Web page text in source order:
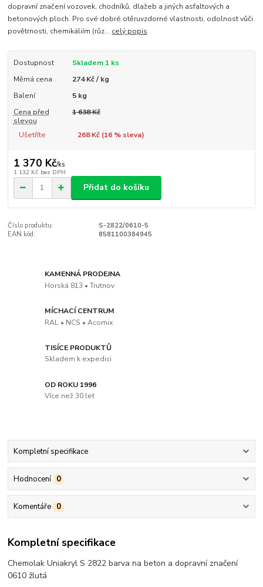
dopravní značení vozovek, chodníků, dlažeb a jiných asfaltových a
betonových ploch. Pro své dobré otěruvzdorné vlastnosti, odolnost vůči
povětrnosti, chemikáliím (růz... celý popis
Dostupnost
Skladem 1 ks
Měrná cena
274 Kč / kg
Balení
5 kg
Cena před
slevou
1 638 Kč
Ušetříte 268 Kč (16% sleva)
1 370 Kč/ks
1 132 Kč bez DPH
Přidat do košíku
Číslo produktu:
S-2822/0610-5
EAN kód:
8581100384945
KAMENNÁ PRODEJNA
Horská 813 • Trutnov
MÍCHACÍ CENTRUM
RAL • NCS • Acomix
TISÍCE PRODUKTŮ
Skladem k expedici
OD ROKU 1996
Více než 30 let
Kompletní specifikace
Hodnocení 0
Komentáře 0
Kompletní specifikace
Chemolak Uniakryl S 2822 barva na beton a dopravní značení
0610 žlutá